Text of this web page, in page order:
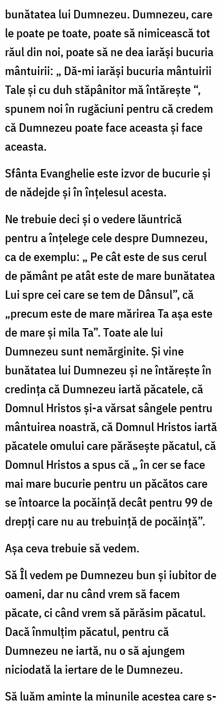
bunătatea lui Dumnezeu. Dumnezeu, care
le poate pe toate, poate să nimicească tot
răul din noi, poate să ne dea iarăși bucuria
mântuirii: „ Dă-mi iarăși bucuria mântuirii
Tale și cu duh stăpânitor mă întărește “,
spunem noi în rugăciuni pentru că credem
că Dumnezeu poate face aceasta și face
aceasta.
Sfânta Evanghelie este izvor de bucurie și
de nădejde și în înțelesul acesta.
Ne trebuie deci și o vedere lăuntrică
pentru a înțelege cele despre Dumnezeu,
ca de exemplu: „ Pe cât este de sus cerul
de pământ pe atât este de mare bunătatea
Lui spre cei care se tem de Dânsul”, că
„precum este de mare mărirea Ta așa este
de mare și mila Ta”. Toate ale lui
Dumnezeu sunt nemărginite. Și vine
bunătatea lui Dumnezeu și ne întărește în
credința că Dumnezeu iartă păcatele, că
Domnul Hristos și-a vărsat sângele pentru
mântuirea noastră, că Domnul Hristos iartă
păcatele omului care părăsește păcatul, că
Domnul Hristos a spus că „ în cer se face
mai mare bucurie pentru un păcătos care
se întoarce la pocăință decât pentru 99 de
drepți care nu au trebuință de pocăință”.
Așa ceva trebuie să vedem.
Să Îl vedem pe Dumnezeu bun și iubitor de
oameni, dar nu când vrem să facem
păcate, ci când vrem să părăsim păcatul.
Dacă înmulțim păcatul, pentru că
Dumnezeu ne iartă, nu o să ajungem
niciodată la iertare de le Dumnezeu.
Să luăm aminte la minunile acestea care s-